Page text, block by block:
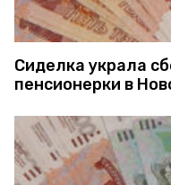
Сиделка украла
пенсионерки в